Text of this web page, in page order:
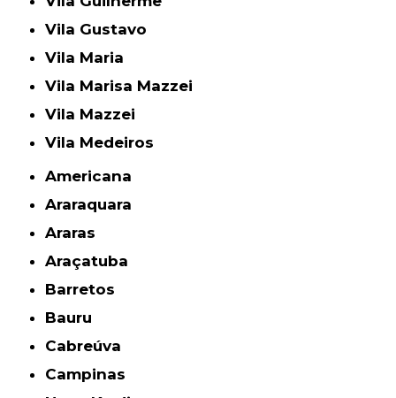
Vila Gustavo
Vila Maria
Vila Marisa Mazzei
Vila Mazzei
Vila Medeiros
Americana
Araraquara
Araras
Araçatuba
Barretos
Bauru
Cabreúva
Campinas